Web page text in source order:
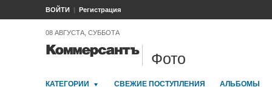
ВОЙТИ Регистрация
08 АВГУСТА, СУББОТА
Фото
КАТЕГОРИИ СВЕЖИЕ ПОСТУПЛЕНИЯ АЛЬБОМЫ